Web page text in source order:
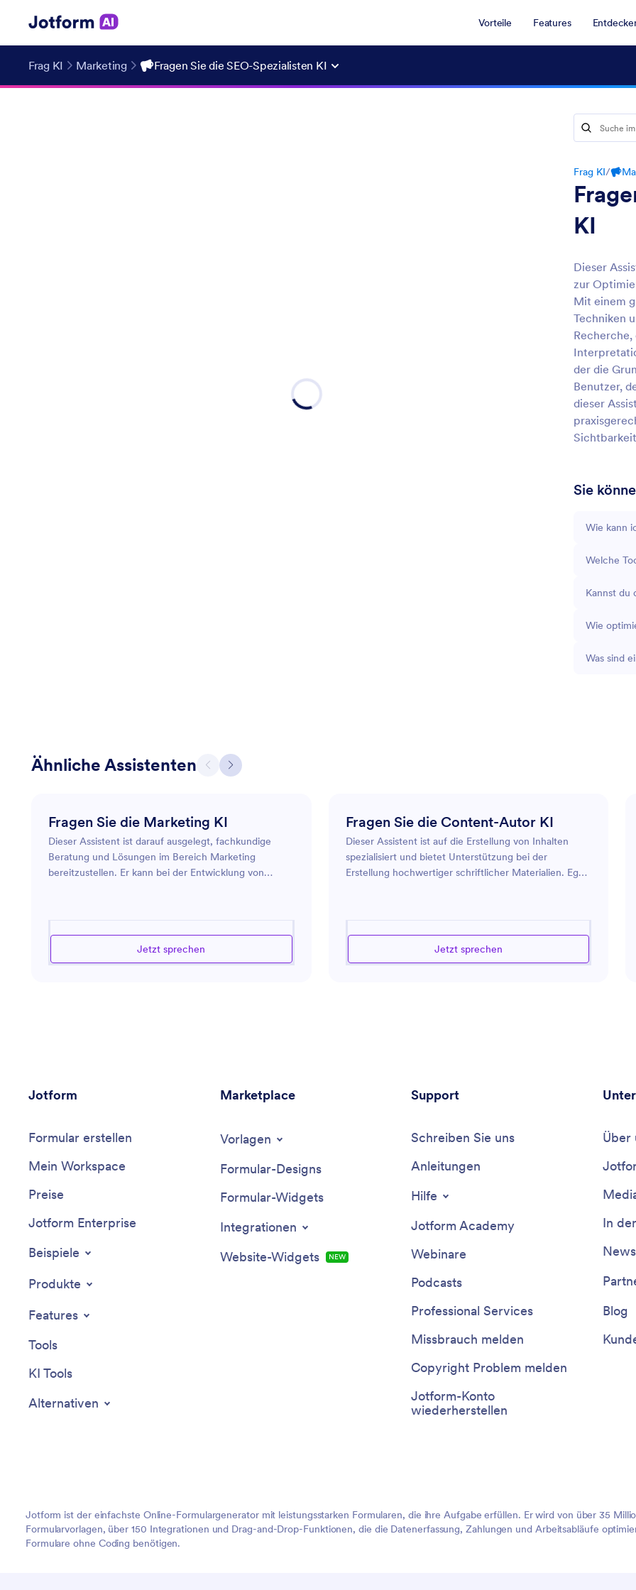
Vorteile Features
Frag KI Marketing Fragen Sie die SEO-Spezialisten KI
Frag KI/
KI
Dieser
zur
Mit einem
Techniken
der die
Benutzer,
dieser
Sie
Wie kann
Welche
Kannst du
Wie
Was sind
Ähnliche Assistenten
Fragen Sie die Marketing KI
Dieser Assistent ist darauf ausgelegt, fachkundige
Beratung und Lösungen im Bereich Marketing
bereitzustellen. Er kann bei der Entwicklung von
Online-Präsenz Ihrer Marke verbessern oder Wege
suchen, um Ihre Zielgruppe effektiver anzusprechen,
dieser Assistent ist darauf ausgerichtet, Sie durch die
Jetzt sprechen
Fragen Sie die Content-Autor KI
Dieser Assistent ist auf die Erstellung von Inhalten
spezialisiert und bietet Unterstützung bei der
Erstellung hochwertiger schriftlicher Materialien. Egal,
entwickeln. Durch die Nutzung eines breiten
Spektrums an Sprachfähigkeiten und das Verfolgen
aktueller Trends stellt der Assistent sicher, dass Ihre
Jetzt sprechen
Jotform
Formular erstellen
Mein Workspace
Preise
Jotform Enterprise
Beispiele
Produkte
Features
Tools
KI Tools
Alternativen
Marketplace
Vorlagen
Formular-Designs
Formular-Widgets
Integrationen
Website-Widgets
NEW
Support
Schreiben Sie uns
Anleitungen
Hilfe
Jotform Academy
Webinare
Podcasts
Professional Services
Missbrauch melden
Copyright Problem melden
Jotform-Konto
wiederherstellen
Über
In
Blog
Jotform ist der einfachste Online-Formulargenerator mit leistungsstarken Formularen, die ihre Aufgabe erfüllen. Er wird von über 35
Formularvorlagen, über 150 Integrationen und Drag-and-Drop-Funktionen, die die Datenerfassung, Zahlungen und Arbeitsabläufe
Formulare ohne Coding benötigen.